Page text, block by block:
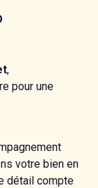
,
pour une
votre bien en
détail compte